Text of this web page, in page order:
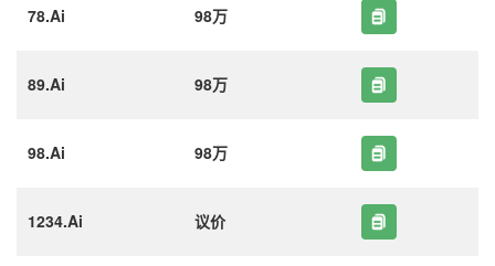
78.Ai 98万
89.Ai 98万
98.Ai 98万
1234.Ai 议价